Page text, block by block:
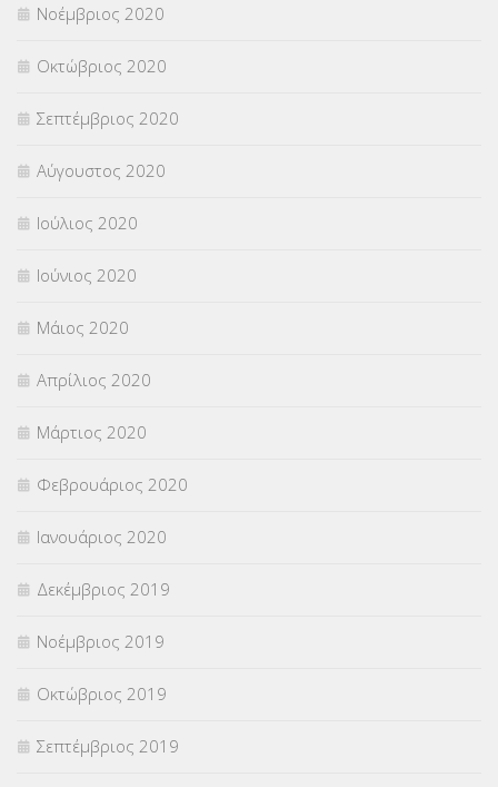
Νοέμβριος 2020
Οκτώβριος 2020
Σεπτέμβριος 2020
Αύγουστος 2020
Ιούλιος 2020
Ιούνιος 2020
Μάιος 2020
Απρίλιος 2020
Μάρτιος 2020
Φεβρουάριος 2020
Ιανουάριος 2020
Δεκέμβριος 2019
Νοέμβριος 2019
Οκτώβριος 2019
Σεπτέμβριος 2019